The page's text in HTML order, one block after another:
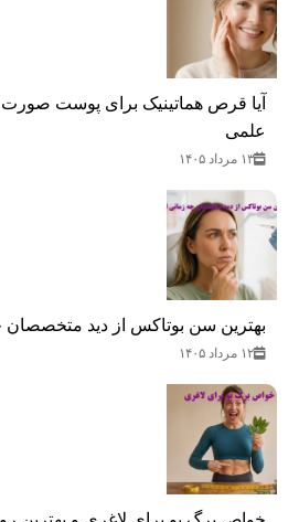
آیا قرص هماتینیک برای پوست
علمی
۱۳ مرداد ۱۴۰۵
بهترین سن بوتاکس از دید
۱۲ مرداد ۱۴۰۵